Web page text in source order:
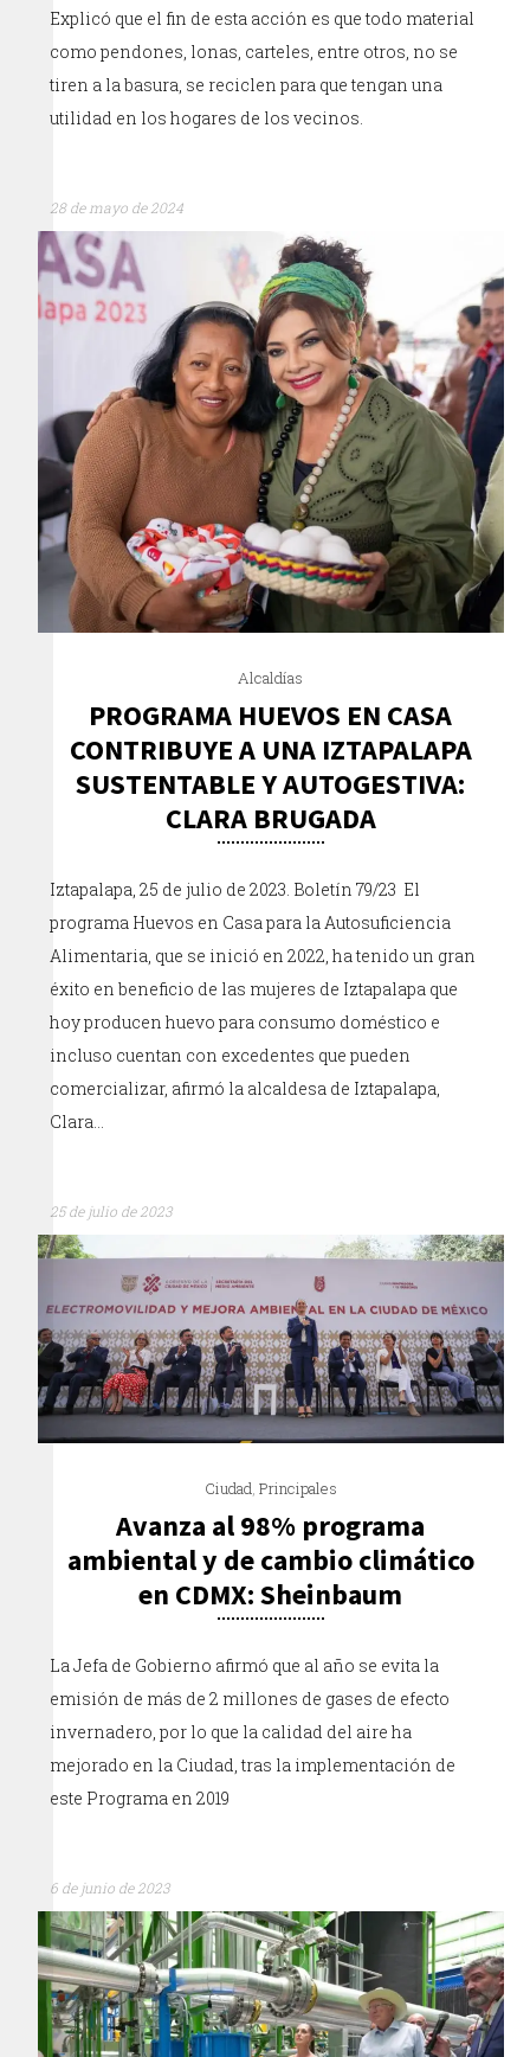
Explicó que el fin de esta acción es que todo material
como pendones, lonas, carteles, entre otros, no se
tiren a la basura, se reciclen para que tengan una
utilidad en los hogares de los vecinos.
28 de mayo de 2024
Alcaldías
PROGRAMA HUEVOS EN CASA
CONTRIBUYE A UNA IZTAPALAPA
SUSTENTABLE Y AUTOGESTIVA:
CLARA BRUGADA
Iztapalapa, 25 de julio de 2023. Boletín 79/23 El
programa Huevos en Casa para la Autosuficiencia
Alimentaria, que se inició en 2022, ha tenido un gran
éxito en beneficio de las mujeres de Iztapalapa que
hoy producen huevo para consumo doméstico e
incluso cuentan con excedentes que pueden
comercializar, afirmó la alcaldesa de Iztapalapa,
Clara…
25 de julio de 2023
Ciudad, Principales
Avanza al 98% programa
ambiental y de cambio climático
en CDMX: Sheinbaum
La Jefa de Gobierno afirmó que al año se evita la
emisión de más de 2 millones de gases de efecto
invernadero, por lo que la calidad del aire ha
mejorado en la Ciudad, tras la implementación de
este Programa en 2019
6 de junio de 2023